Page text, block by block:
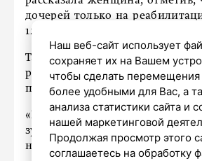
дочерей только на
12 миллионов.
Также мама
разговоре с78.ru , что
принес извинения.
«Единственное, он впервые за
зубы попросил прощения. До
никак не проявил», – отметила
Наш веб-сайт использует
сохраняет их на Вашем
чтобы сделать перемещения
более удобными для Вас, а
анализа статистики сайта и
нашей маркетинговой
Продолжая просмотр этого
соглашаетесь на обработку